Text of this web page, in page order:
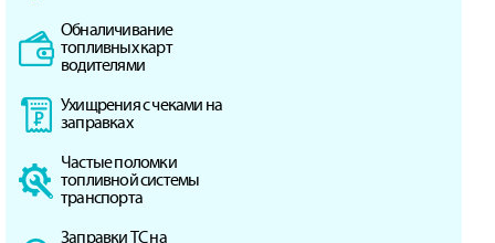
Обналичивание
топливных карт
водителями
Ухищрения с чеками на
заправках
Частые поломки
топливной системы
транспорта
Заправки ТС на